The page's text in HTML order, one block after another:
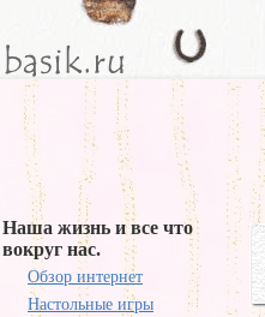
Наша жизнь и все что
вокруг нас.
Обзор интернет
Настольные игры